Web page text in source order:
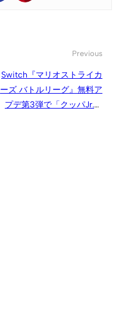
Previous
Switch『マリオストライカ
ーズ バトルリーグ』無料ア
プデ第3弾で「クッパJr.」